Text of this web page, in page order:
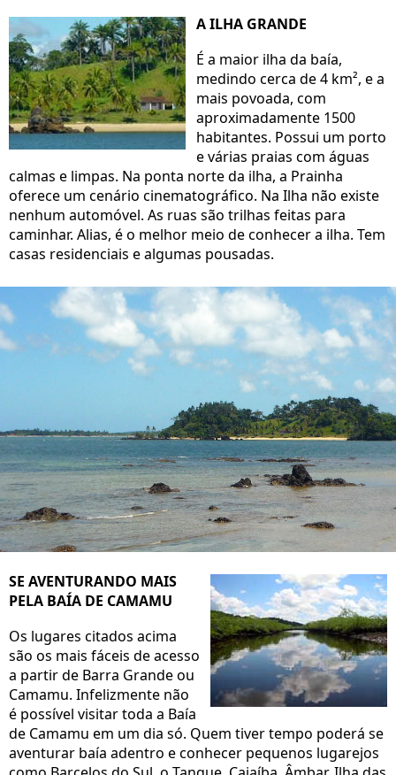
A ILHA GRANDE
É a maior ilha da baía,
medindo cerca de 4 km², e a
mais povoada, com
aproximadamente 1500
habitantes. Possui um porto
e várias praias com águas
calmas e limpas. Na ponta norte da ilha, a Prainha
oferece um cenário cinematográfico. Na Ilha não existe
nenhum automóvel. As ruas são trilhas feitas para
caminhar. Alias, é o melhor meio de conhecer a ilha. Tem
casas residenciais e algumas pousadas.
SE AVENTURANDO MAIS
PELA BAÍA DE CAMAMU
Os lugares citados acima
são os mais fáceis de acesso
a partir de Barra Grande ou
Camamu. Infelizmente não
é possível visitar toda a Baía
de Camamu em um dia só. Quem tiver tempo poderá se
aventurar baía adentro e conhecer pequenos lugarejos